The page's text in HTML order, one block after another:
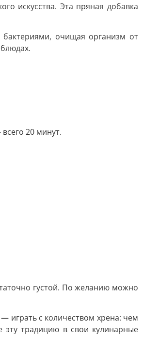
искусства. Эта пряная добавка
очищая организм от
20 минут.
густой. По желанию можно
играть с количеством хрена: чем
традицию в свои кулинарные